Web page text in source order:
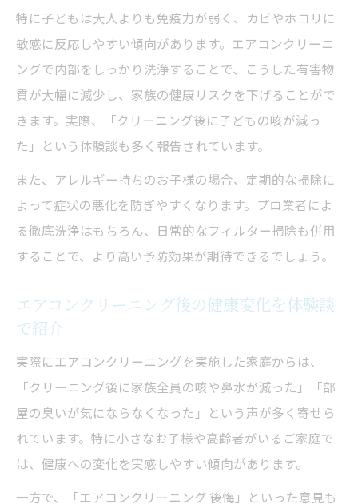
間隔が空きすぎると起きるリスクとは
家族構成や生活スタイル別の最適頻度
エアコンクリーニング後の持続効果を検証
持続期間と効果の変化を時系列でまとめ
クリーニング後すぐカビ再発を防ぐコツ
効果が長続きしない原因とその対策
定期メンテナンスで得られる恩恵
持続効果を高める日常ケア術
特に子どもは大人よりも免疫力が弱く、カビやホコリに
敏感に反応しやすい傾向があります。エアコンクリーニ
ングで内部をしっかり洗浄することで、こうした有害物
質が大幅に減少し、家族の健康リスクを下げることがで
きます。実際、「クリーニング後に子どもの咳が減っ
た」という体験談も多く報告されています。
また、アレルギー持ちのお子様の場合、定期的な掃除に
よって症状の悪化を防ぎやすくなります。プロ業者によ
る徹底洗浄はもちろん、日常的なフィルター掃除も併用
することで、より高い予防効果が期待できるでしょう。
エアコンクリーニング後の健康変化を体験談
で紹介
実際にエアコンクリーニングを実施した家庭からは、
「クリーニング後に家族全員の咳や鼻水が減った」「部
屋の臭いが気にならなくなった」という声が多く寄せら
れています。特に小さなお子様や高齢者がいるご家庭で
は、健康への変化を実感しやすい傾向があります。
一方で、「エアコンクリーニング 後悔」といった意見も